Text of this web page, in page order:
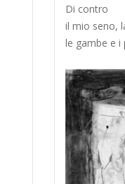
Di contro
il mio seno,
le gambe e i